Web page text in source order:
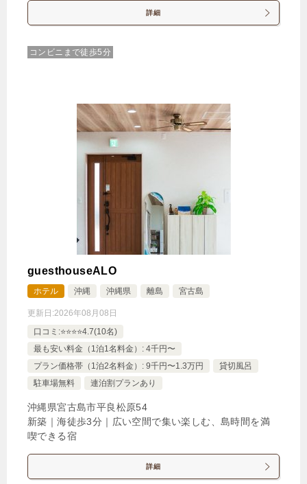
詳細
コンビニまで徒歩5分
guesthouseALO
ホテル 沖縄 沖縄県 離島 宮古島
更新日:2026年08月08日
口コミ:⭐️⭐️⭐️⭐️4.7(10名)
最も安い料金（1泊1名料金）: 4千円〜
プラン価格帯（1泊2名料金）: 9千円〜1.3万円
貸切風呂
駐車場無料
連泊割プランあり
沖縄県宮古島市平良松原54
新築｜海徒歩3分｜広い空間で集い楽しむ、島時間を満
喫できる宿
詳細